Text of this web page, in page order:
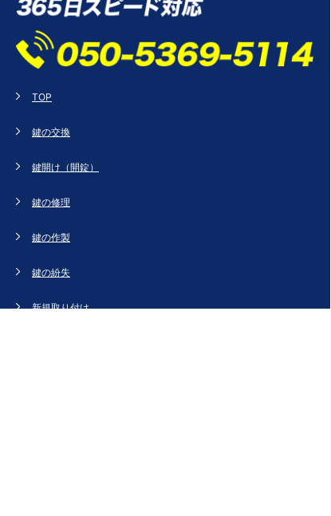
TOP
鍵の交換
鍵開け（開錠）
鍵の修理
鍵の作製
鍵の紛失
新規取り付け